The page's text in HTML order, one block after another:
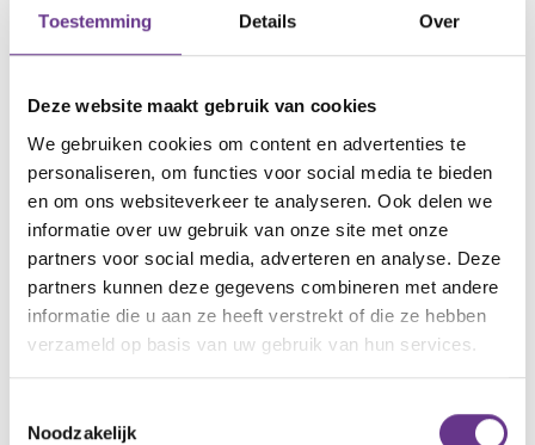
Toestemming Details Over
Deze website maakt gebruik van cookies
We gebruiken cookies om content en advertenties te
personaliseren, om functies voor social media te bieden
en om ons websiteverkeer te analyseren. Ook delen we
informatie over uw gebruik van onze site met onze
partners voor social media, adverteren en analyse. Deze
partners kunnen deze gegevens combineren met andere
informatie die u aan ze heeft verstrekt of die ze hebben
verzameld op basis van uw gebruik van hun services.
Noodzakelijk
Samen met Noor lees ik het boek “Kaatje in het
vliegtuig”. Als de papa in het boekje naar het toilet
vliegtuig? We lezen over de piloot, die we wel kunnen
horen, maar niet kunnen zien. Nog genoeg uit te
leggen, maar ik breng het enthousiast, als een groot
avontuur en Noortje heeft er zin in.
We zijn al blij met een kleine
verbetering
regelmatig in bladert en heeft laten zien in de klas.